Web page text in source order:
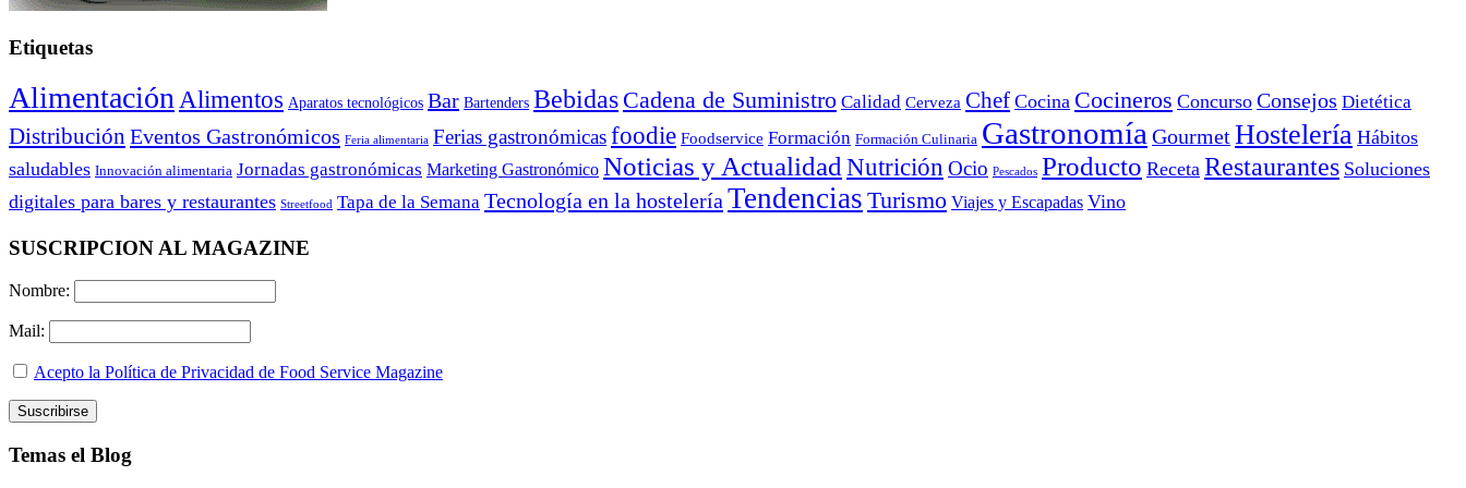
Etiquetas
Alimentación Alimentos Aparatos tecnológicos Bar Bartenders Bebidas Cadena de Suministro Calidad Cerveza Chef Cocina Cocineros Concurso Consejos Dietética
Distribución Eventos Gastronómicos Feria alimentaria Ferias gastronómicasfoodie Foodservice Formación Formación Culinaria Gastronomía GourmetHostelería Hábitos
saludables Innovación alimentaria Jornadas gastronómicas Marketing Gastronómico Noticias y Actualidad Nutrición Ocio Pescados Producto Receta Restaurantes Soluciones
digitales para bares y restaurantes Streetfood Tapa de la Semana Tecnología en la hostelería Tendencias Turismo Viajes y Escapadas Vino
SUSCRIPCION AL MAGAZINE
Nombre:
Mail:
Acepto la Política de Privacidad de Food Service Magazine
Temas el Blog